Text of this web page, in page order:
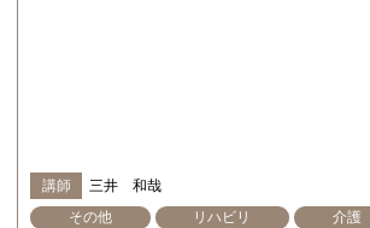
講師
三井 和哉
その他
リハビリ 介護